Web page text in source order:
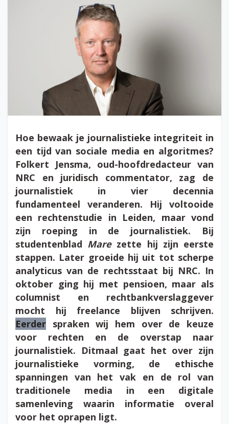
Hoe bewaak je journalistieke integriteit in
een tijd van sociale media en algoritmes?
Folkert Jensma, oud-hoofdredacteur van
NRC en juridisch commentator, zag de
journalistiek in vier decennia
fundamenteel veranderen. Hij voltooide
een rechtenstudie in Leiden, maar vond
zijn roeping in de journalistiek. Bij
studentenblad Marezette hij zijn eerste
stappen. Later groeide hij uit tot scherpe
analyticus van de rechtsstaat bij NRC. In
oktober ging hij met pensioen, maar als
columnist en rechtbankverslaggever
mocht hij freelance blijven schrijven.
Eerder spraken wij hem over de keuze
voor rechten en de overstap naar
journalistiek. Ditmaal gaat het over zijn
journalistieke vorming, de ethische
spanningen van het vak en de rol van
traditionele media in een digitale
samenleving waarin informatie overal
voor het oprapen ligt.